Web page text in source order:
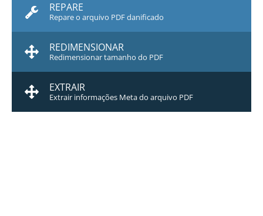
REPARE
Repare o arquivo PDF danificado
REDIMENSIONAR
Redimensionar tamanho do PDF
EXTRAIR
Extrair informações Meta do arquivo PDF